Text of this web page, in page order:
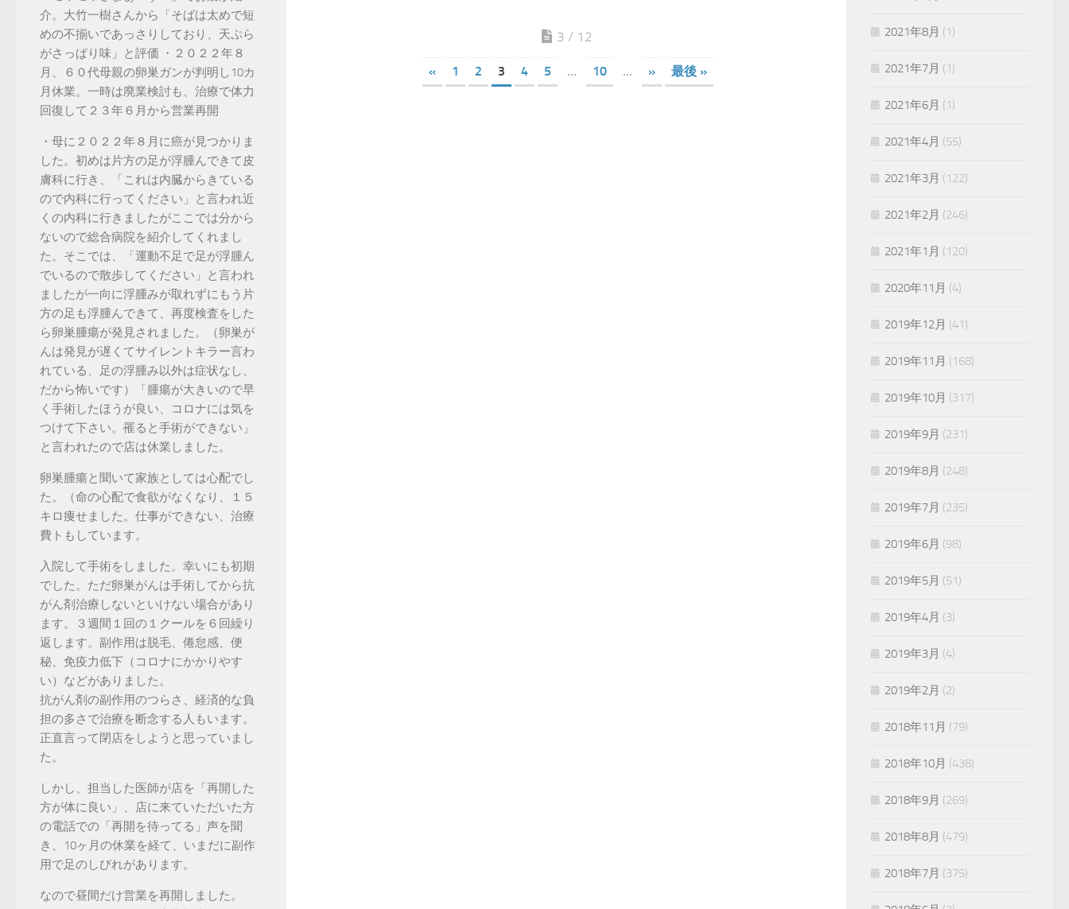
3 / 12
« 1 2 3 4 5 ... 10 ... » 最後 »
介。大竹一樹さんから「そばは太めで短
めの不揃いであっさりしており、天ぷら
がさっぱり味」と評価 ・２０２２年８
月、６０代母親の卵巣ガンが判明し10カ
月休業。一時は廃業検討も、治療で体力
回復して２３年６月から営業再開
・母に２０２２年８月に癌が見つかりま
した。初めは片方の足が浮腫んできて皮
膚科に行き、「これは内臓からきている
ので内科に行ってください」と言われ近
くの内科に行きましたがここでは分から
ないので総合病院を紹介してくれまし
た。そこでは、「運動不足で足が浮腫ん
でいるので散歩してください」と言われ
ましたが一向に浮腫みが取れずにもう片
方の足も浮腫んできて、再度検査をした
ら卵巣腫瘍が発見されました。（卵巣が
んは発見が遅くてサイレントキラー言わ
れている、足の浮腫み以外は症状なし、
だから怖いです）「腫瘍が大きいので早
く手術したほうが良い、コロナには気を
つけて下さい。罹ると手術ができない」
と言われたので店は休業しました。
卵巣腫瘍と聞いて家族としては心配でし
た。（命の心配で食欲がなくなり、１５
キロ痩せました。仕事ができない、治療
費トもしています。
入院して手術をしました。幸いにも初期
でした。ただ卵巣がんは手術してから抗
がん剤治療しないといけない場合があり
ます。３週間１回の１クールを６回繰り
返します。副作用は脱毛、倦怠感、便
秘、免疫力低下（コロナにかかりやす
い）などがありました。
抗がん剤の副作用のつらさ、経済的な負
担の多さで治療を断念する人もいます。
正直言って閉店をしようと思っていまし
た。
しかし、担当した医師が店を「再開した
方が体に良い」、店に来ていただいた方
の電話での「再開を待ってる」声を聞
き、10ヶ月の休業を経て、いまだに副作
用で足のしびれがあります。
なので昼間だけ営業を再開しました。
2021年8月 (1)
2021年7月 (1)
2021年6月 (1)
2021年4月 (55)
2021年3月 (122)
2021年2月 (246)
2021年1月 (120)
2020年11月 (4)
2019年12月 (41)
2019年11月 (168)
2019年10月 (317)
2019年9月 (231)
2019年8月 (248)
2019年7月 (235)
2019年6月 (98)
2019年5月 (51)
2019年4月 (3)
2019年3月 (4)
2019年2月 (2)
2018年11月 (79)
2018年10月 (438)
2018年9月 (269)
2018年8月 (479)
2018年7月 (375)